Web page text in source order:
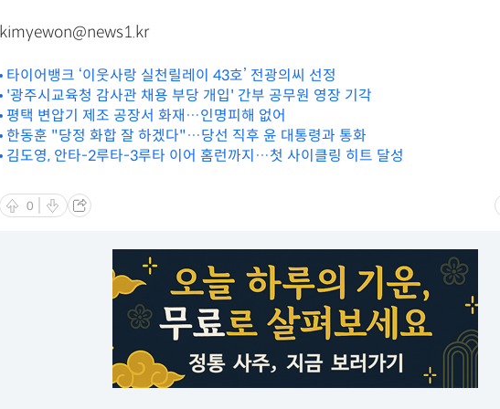
kimyewon@news1.kr
타이어뱅크 ‘이웃사랑 실천릴레이 43호’ 전광의씨 선정
'광주시교육청 감사관 채용 부당 개입' 간부 공무원 영장 기각
평택 변압기 제조 공장서 화재…인명피해 없어
한동훈 "당정 화합 잘 하겠다"…당선 직후 윤 대통령과 통화
김도영, 안타-2루타-3루타 이어 홈런까지…첫 사이클링 히트 달성
0